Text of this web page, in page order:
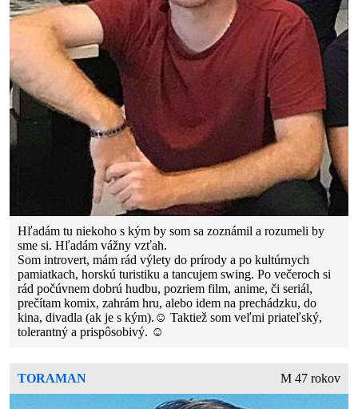
Hľadám tu niekoho s kým by som sa zoznámil a rozumeli by
sme si. Hľadám vážny vzťah.
Som introvert, mám rád výlety do prírody a po kultúrnych
pamiatkach, horskú turistiku a tancujem swing. Po večeroch si
rád počúvnem dobrú hudbu, pozriem film, anime, či seriál,
prečítam komix, zahrám hru, alebo idem na prechádzku, do
kina, divadla (ak je s kým).☺️ Taktiež som veľmi priateľský,
tolerantný a prispôsobivý. ☺️
TORAMAN M 47 rokov